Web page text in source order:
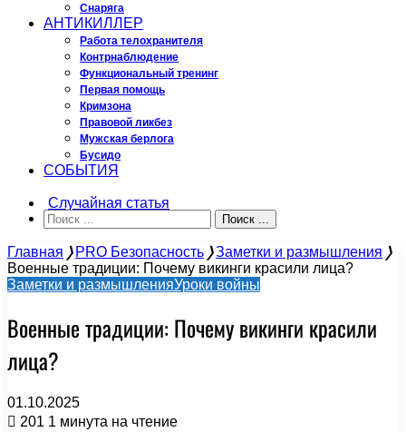
Снаряга
АНТИКИЛЛЕР
Работа телохранителя
Контрнаблюдение
Функциональный тренинг
Первая помощь
Кримзона
Правовой ликбез
Мужская берлога
Бусидо
СОБЫТИЯ
Случайная статья
Поиск ...
Главная ❭ PRO Безопасность ❭Заметки и размышления ❭
Военные традиции: Почему викинги красили лица?
Заметки и размышленияУроки войны
Военные традиции: Почему викинги красили
лица?
01.10.2025
201 1 минута на чтение